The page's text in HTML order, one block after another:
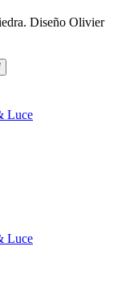
Diseño Olivier